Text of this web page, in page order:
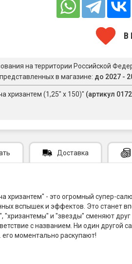
В
на территории Российской
в магазине: до 2027 -
хризантем (1,25" х 150)" (артикул
Доставка
хризантем" - это огромный супер-
вспышек и эффектов. Это станет
и "звезды" сменяют
с названием. Ни один
моментально раскупают!